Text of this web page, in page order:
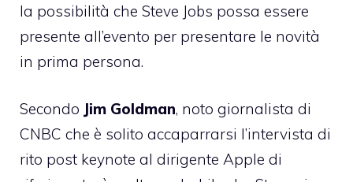
la possibilità che Steve Jobs possa essere
presente all’evento per presentare le novità
in prima persona.
Secondo Jim Goldman, noto giornalista di
CNBC che è solito accaparrarsi l’intervista di
rito post keynote al dirigente Apple di